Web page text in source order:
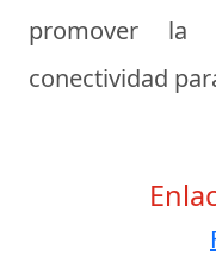
promover
conectividad